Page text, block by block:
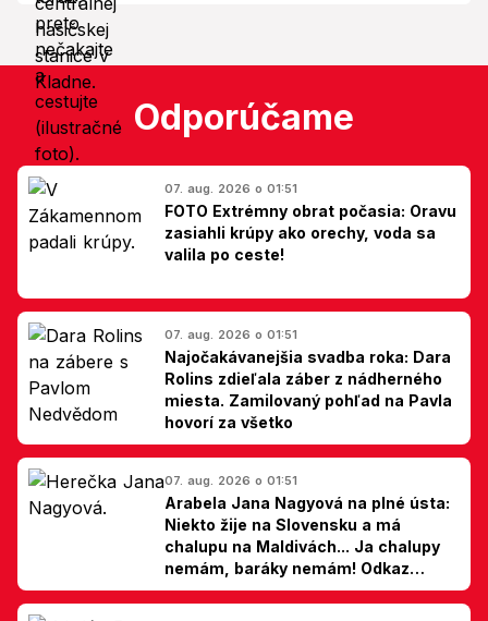
Odporúčame
07. aug. 2026 o 01:51
FOTO Extrémny obrat počasia: Oravu
zasiahli krúpy ako orechy, voda sa
valila po ceste!
07. aug. 2026 o 01:51
Najočakávanejšia svadba roka: Dara
Rolins zdieľala záber z nádherného
miesta. Zamilovaný pohľad na Pavla
hovorí za všetko
07. aug. 2026 o 01:51
Arabela Jana Nagyová na plné ústa:
Niekto žije na Slovensku a má
chalupu na Maldivách... Ja chalupy
nemám, baráky nemám! Odkaz
Slovákom